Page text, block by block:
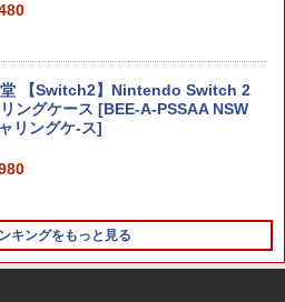
【Switch2】Nintendo Switch 2
ングケース [BEE-A-PSSAA NSW
リングケ-ス]
キングをもっと見る